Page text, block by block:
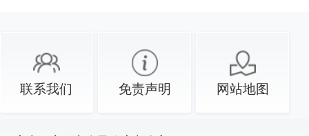
联系我们 免责声明 网站地图